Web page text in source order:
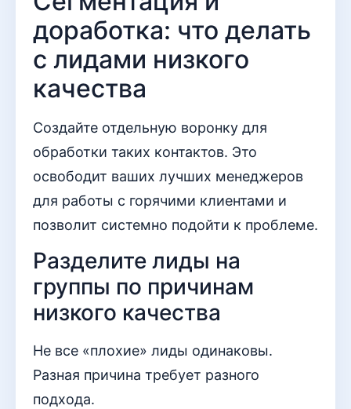
доработка: что делать
с лидами низкого
качества
Создайте отдельную воронку для
обработки таких контактов. Это
освободит ваших лучших менеджеров
для работы с горячими клиентами и
позволит системно подойти к проблеме.
Разделите лиды на
группы по причинам
низкого качества
Не все «плохие» лиды одинаковы.
Разная причина требует разного
подхода.